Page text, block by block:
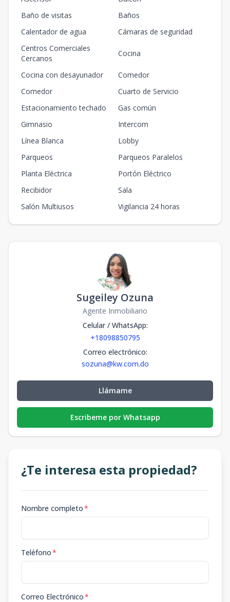
Baño de visitas
Baños
Calentador de agua
Cámaras de seguridad
Centros Comerciales
Cercanos
Cocina
Cocina con desayunador
Comedor
Comedor
Cuarto de Servicio
Estacionamiento techado
Gas común
Gimnasio
Intercom
Línea Blanca
Lobby
Parqueos
Parqueos Paralelos
Planta Eléctrica
Portón Eléctrico
Recibidor
Sala
Salón Multiusos
Vigilancia 24 horas
Sugeiley Ozuna
Agente Inmobiliario
Celular / WhatsApp:
+18098850795
Correo electrónico:
sozuna@kw.com.do
Llámame
Escribeme por Whatsapp
¿Te interesa esta propiedad?
Nombre completo*
Teléfono*
Correo Electrónico*